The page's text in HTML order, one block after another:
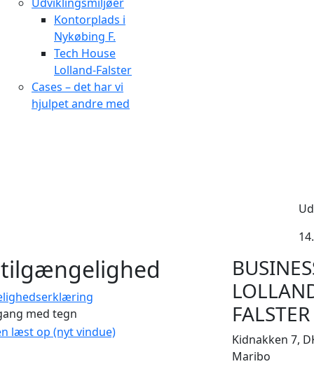
Kontorplads i
Nykøbing F.
Tech House
Lolland-Falster
Cases – det har vi
hjulpet andre med
med tegn
læst op (nyt vindue)
FALSTER
Kidnakken 7,
Maribo